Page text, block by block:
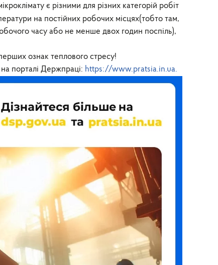
є різними для різних категорій робіт
на постійних робочих місцях(тобто там,
часу або не менше двох годин поспіль),
ознак теплового стресу!
порталі Держпраці: https://www.pratsia.in.ua.